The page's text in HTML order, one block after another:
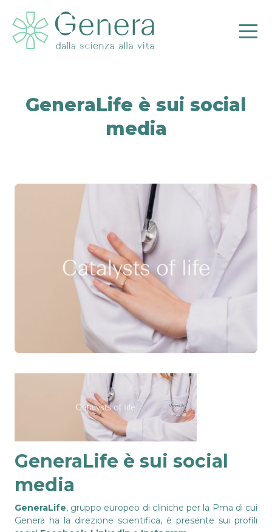
GeneraLife è sui social
media
GeneraLife è sui social
media
GeneraLife, gruppo europeo di cliniche per la Pma di cui
Genera ha la direzione scientifica, è presente sui profili